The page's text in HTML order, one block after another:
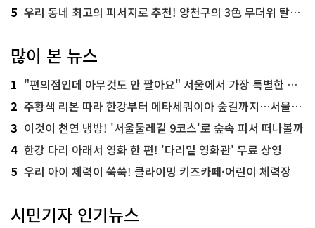
5 우리 동네 최고의 피서지로 추천! 양천구의 3色 무더위 탈출 명소
많이 본 뉴스
1 "편의점인데 아무것도 안 팔아요" 서울에서 가장 특별한 편의점의 정체
2 주황색 리본 따라 한강부터 메타세쿼이아 숲길까지…서울둘레길 15코스
3 이것이 천연 냉방! '서울둘레길 9코스'로 숲속 피서 떠나볼까
4 한강 다리 아래서 영화 한 편! '다리밑 영화관' 무료 상영
5 우리 아이 체력이 쑥쑥! 클라이밍 키즈카페·어린이 체력장
시민기자 인기뉴스